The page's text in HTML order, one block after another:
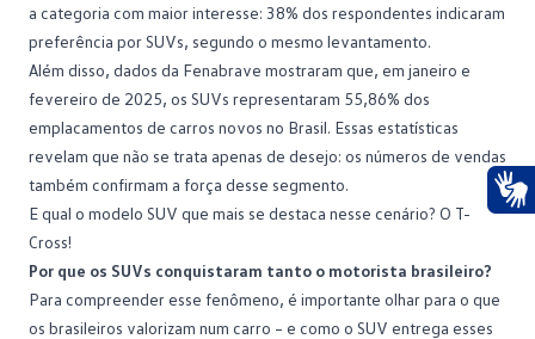
a categoria com maior interesse: 38% dos respondentes indicaram
preferência por SUVs, segundo o mesmo levantamento.
Além disso, dados da Fenabrave mostraram que, em janeiro e
fevereiro de 2025, os SUVs representaram 55,86% dos
emplacamentos de carros novos no Brasil. Essas estatísticas
revelam que não se trata apenas de desejo: os números de vendas
também confirmam a força desse segmento.
E qual o modelo SUV que mais se destaca nesse cenário? O T-
Cross!
Por que os SUVs conquistaram tanto o motorista brasileiro?
Para compreender esse fenômeno, é importante olhar para o que
os brasileiros valorizam num carro – e como o SUV entrega esses